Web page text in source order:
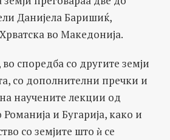
Данијела Баришиќ,
во Македонија.
споредба со другите земји
со дополнителни пречки и
научените лекции од
и Бугарија, како и
со земјите што ѝ се